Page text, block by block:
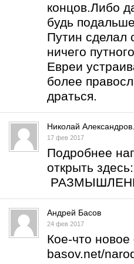
концов.Либо
будь
Путин сделал
ничего
Евреи
более
драться.
Николай Александров.
17 фев 2017
Подробнее
открыть
Андрей Басов
24 фев 2017
Кое-что
basov.net/